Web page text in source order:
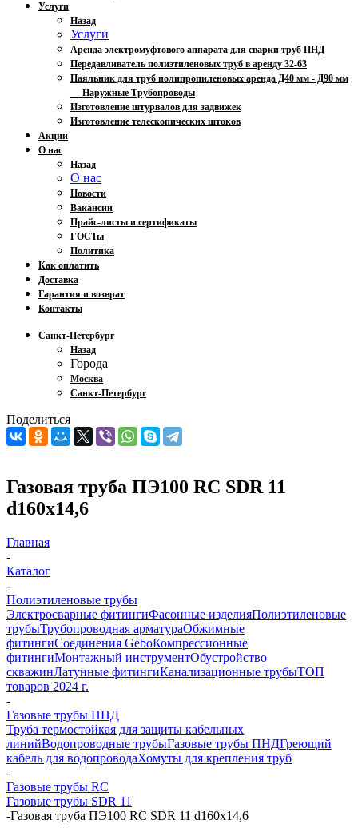
Услуги
Назад
Услуги
Аренда электромуфтового аппарата для сварки труб ПНД
Передавливатель полиэтиленовых труб в аренду 32-63
Паяльник для труб полипропиленовых аренда Д40 мм - Д90 мм
— Наружные Трубопроводы
Изготовление штурвалов для задвижек
Изготовление телескопических штоков
Акции
О нас
Назад
О нас
Новости
Вакансии
Прайс-листы и сертификаты
ГОСТы
Политика
Как оплатить
Доставка
Гарантия и возврат
Контакты
Санкт-Петербург
Назад
Города
Москва
Санкт-Петербург
Поделиться
Газовая труба ПЭ100 RC SDR 11
d160х14,6
Главная
-
Каталог
-
Полиэтиленовые трубы
Электросварные фитингиФасонные изделияПолиэтиленовые
трубыТрубопроводная арматураОбжимные
фитингиСоединения GeboКомпрессионные
фитингиМонтажный инструментОбустройство
скважинЛатунные фитингиКанализационные трубыТОП
товаров 2024 г.
-
Газовые трубы ПНД
Труба термостойкая для защиты кабельных
линийВодопроводные трубыГазовые трубы ПНДГреющий
кабель для водопроводаХомуты для крепления труб
-
Газовые трубы RC
Газовые трубы SDR 11
-Газовая труба ПЭ100 RC SDR 11 d160х14,6